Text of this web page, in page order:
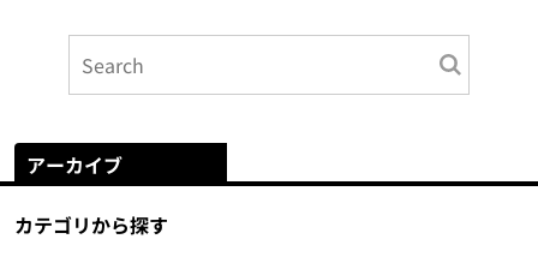
アーカイブ
カテゴリから探す